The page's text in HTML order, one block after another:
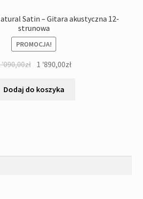
Satin – Gitara akustyczna 12-
strunowa
PROMOCJA!
'090,00zł Pierwotna
wynosiła:
1 '890,00złAktualna
Dodaj do koszyka